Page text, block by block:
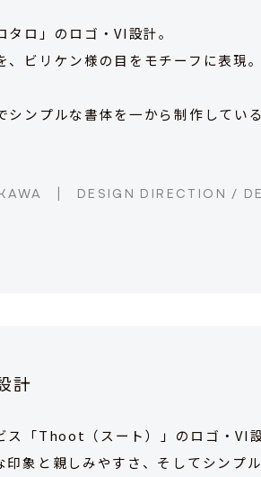
ロ」のロゴ・VI設計。
ビリケン様の目をモチーフに表現
ンプルな書体を一から制作している
| DESIGN DIRECTION /
計
「Thoot（スート）」のロゴ・VI設
象と親しみやすさ、そしてシンプ